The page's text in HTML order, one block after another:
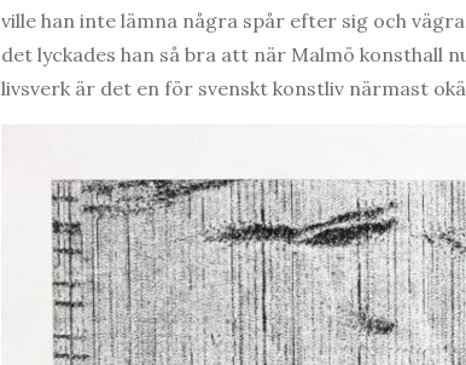
ville han inte lämna några spår efter sig och
det lyckades han så bra att när Malmö konsthall
livsverk är det en för svenskt konstliv närmast